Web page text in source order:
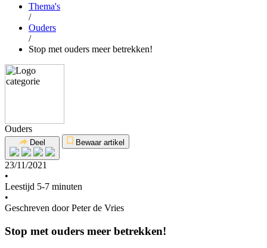
Thema's
/
Ouders
/
Stop met ouders meer betrekken!
Ouders
Deel Bewaar artikel
23/11/2021
•
Leestijd 5-7 minuten
•
Geschreven door Peter de Vries
Stop met ouders meer betrekken!